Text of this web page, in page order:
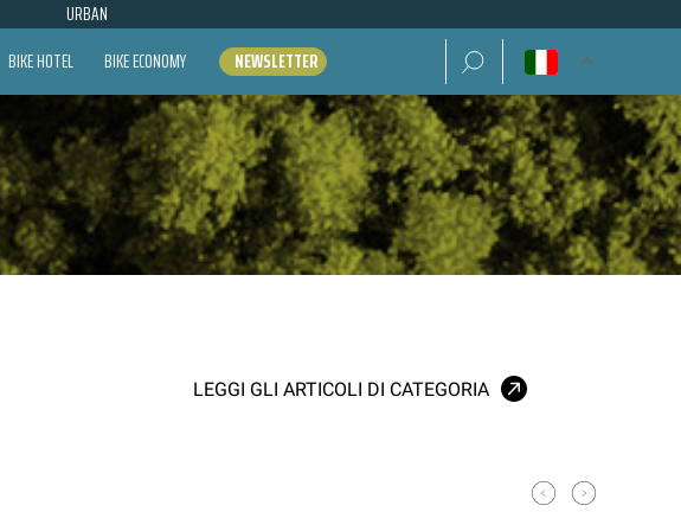
URBAN
BIKE HOTEL BIKE ECONOMY NEWSLETTER Ricerca per:
LEGGI GLI ARTICOLI DI CATEGORIA